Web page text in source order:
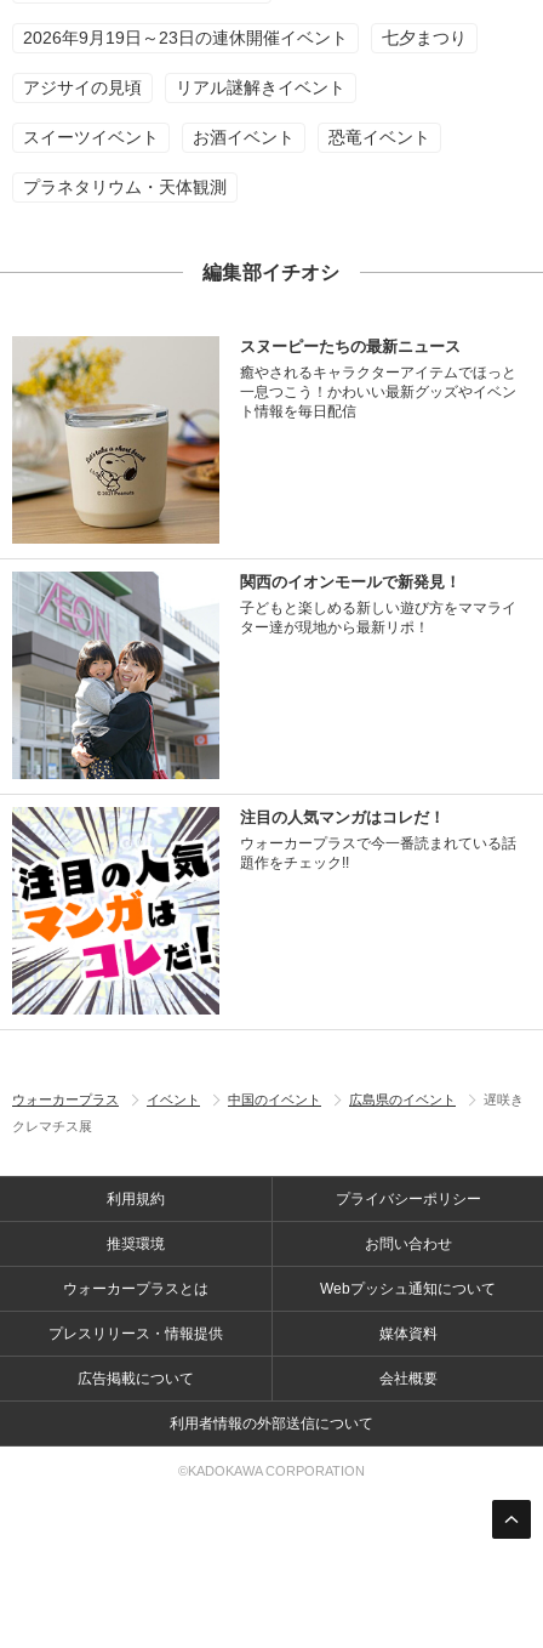
2026年9月19日～23日の連休開催イベント 七夕まつり
アジサイの見頃 リアル謎解きイベント
スイーツイベント お酒イベント 恐竜イベント
プラネタリウム・天体観測
編集部イチオシ
スヌーピーたちの最新ニュース
癒やされるキャラクターアイテムでほっと
一息つこう！かわいい最新グッズやイベン
ト情報を毎日配信
関西のイオンモールで新発見！
子どもと楽しめる新しい遊び方をママライ
ター達が現地から最新リポ！
注目の人気マンガはコレだ！
ウォーカープラスで今一番読まれている話
題作をチェック!!
ウォーカープラス イベント 中国のイベント 広島県のイベント
遅咲き
クレマチス展
利用規約 プライバシーポリシー
推奨環境 お問い合わせ
ウォーカープラスとは Webプッシュ通知について
プレスリリース・情報提供 媒体資料
広告掲載について 会社概要
利用者情報の外部送信について
©KADOKAWA CORPORATION